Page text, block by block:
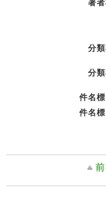
著者
分類
分類
件名
件名